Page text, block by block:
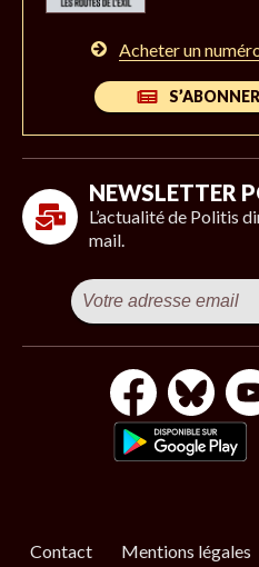
Acheter un
NEWSLETTER
L’actualité de Politis
mail.
Contact Mentions légales